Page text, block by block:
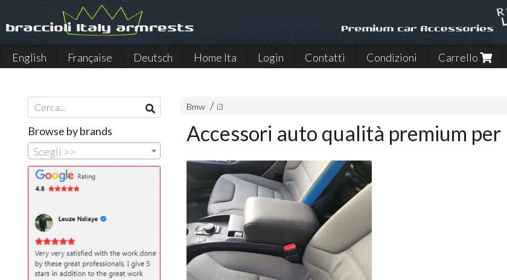
English Française Deutsch Home Ita Login Contatti Condizioni Carrello
Bmw i3
Accessori auto qualità premium
Browse by brands
Scegli >>